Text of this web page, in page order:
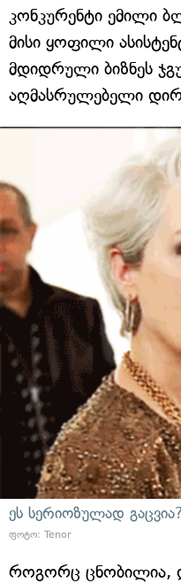
კონკურენტი ემილი
მისი ყოფილი
მდიდრული ბიზნეს
აღმასრულებელი
ეს სერიოზულად
ფოტო: Tenor
როგორც ცნობილია,